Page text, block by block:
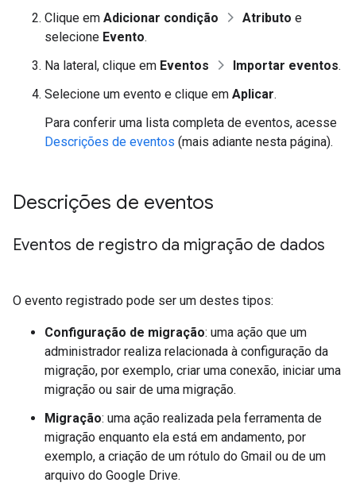
Clique em Adicionar condição Atributo e
selecione Evento.
Na lateral, clique em Eventos Importar eventos.
Selecione um evento e clique em Aplicar.
Para conferir uma lista completa de eventos, acesse
Descrições de eventos (mais adiante nesta página).
Descrições de eventos
Eventos de registro da migração de dados
O evento registrado pode ser um destes tipos:
Configuração de migração: uma ação que um
administrador realiza relacionada à configuração da
migração, por exemplo, criar uma conexão, iniciar uma
migração ou sair de uma migração.
Migração: uma ação realizada pela ferramenta de
migração enquanto ela está em andamento, por
exemplo, a criação de um rótulo do Gmail ou de um
arquivo do Google Drive.